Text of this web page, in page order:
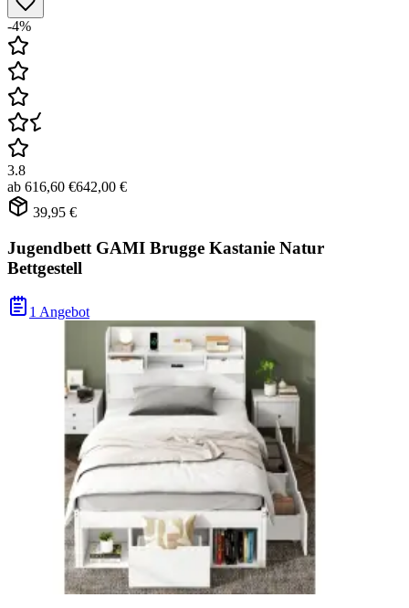
-4%
3.8
ab 616,60 €642,00 €
39,95 €
Jugendbett GAMI Brugge Kastanie Natur
Bettgestell
1 Angebot